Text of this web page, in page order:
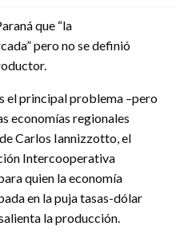
que “la
pero no se definió
el principal problema –pero
economías regionales
Carlos Iannizzotto, el
Intercooperativa
quien la economía
en la puja tasas-dólar
la producción.